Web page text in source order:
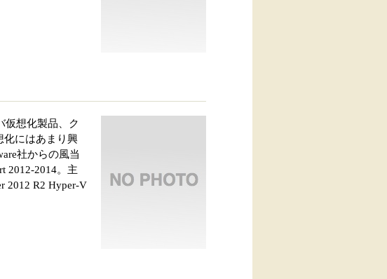
仮想化製品、ク
化にはあまり興
社からの風当
2012-2014。主
2012 R2 Hyper-V